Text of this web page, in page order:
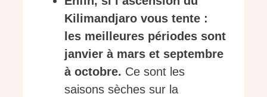
Kilimandjaro vous tente :
les meilleures périodes sont
janvier à mars et septembre
à octobre. Ce sont les
saisons sèches sur la